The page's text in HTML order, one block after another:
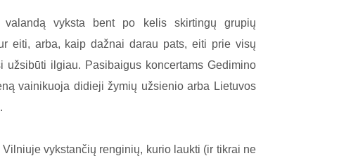
vyksta bent po kelis skirtingų grupių
eiti, arba, kaip dažnai darau pats, eiti prie visų
ilgiau. Pasibaigus koncertams Gedimino
vainikuoja didieji žymių užsienio arba Lietuvos
vykstančių renginių, kurio laukti (ir tikrai ne